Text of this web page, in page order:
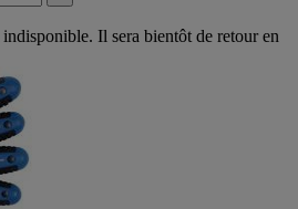
Il sera bientôt de retour en